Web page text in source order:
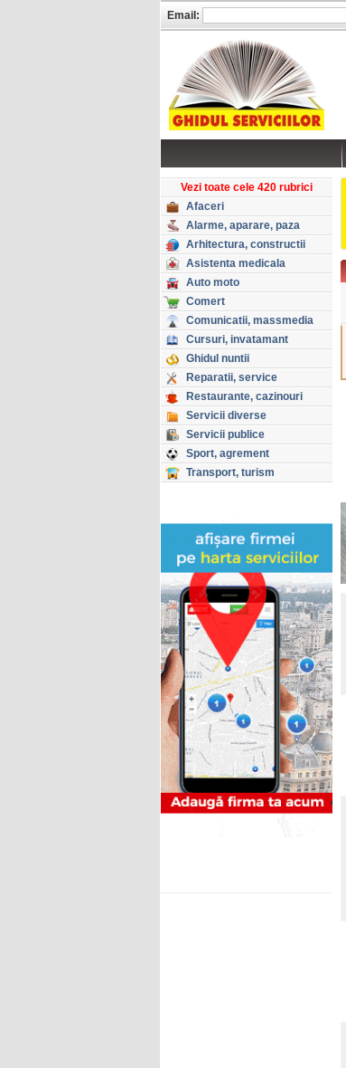
Vezi toate cele 420 rubrici
Afaceri
Alarme, aparare, paza
Arhitectura, constructii
Asistenta medicala
Auto moto
Comert
Comunicatii, massmedia
Cursuri, invatamant
Ghidul nuntii
Reparatii, service
Restaurante, cazinouri
Servicii diverse
Servicii publice
Sport, agrement
Transport, turism
Email: